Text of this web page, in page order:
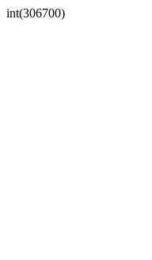
int(306700)